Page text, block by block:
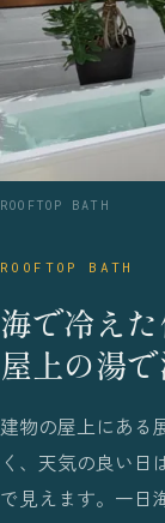
ROOFTOP BATH
ROOFTOP BATH
海で冷えた
屋上の湯で
建物の屋上にある
く、天気の良い日
で見えます。一日